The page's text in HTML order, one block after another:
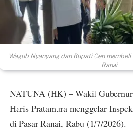
Wagub Nyanyang dan Bupati Cen
Ranai
NATUNA (HK) – Wakil
Haris Pratamura menggelar
di Pasar Ranai, Rabu (1/7/2026).